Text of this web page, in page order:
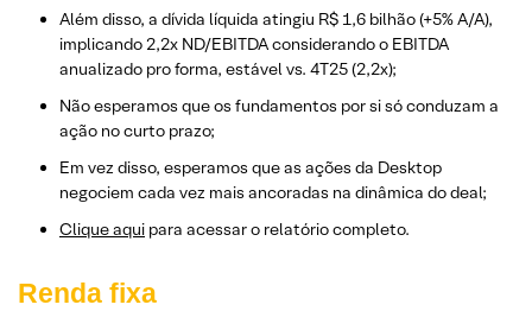
Além disso, a dívida líquida atingiu R$ 1,6 bilhão (+5% A/A),
implicando 2,2x ND/EBITDA considerando o EBITDA
anualizado pro forma, estável vs. 4T25 (2,2x);
Não esperamos que os fundamentos por si só conduzam a
ação no curto prazo;
Em vez disso, esperamos que as ações da Desktop
negociem cada vez mais ancoradas na dinâmica do deal;
Clique aqui para acessar o relatório completo.
Renda fixa